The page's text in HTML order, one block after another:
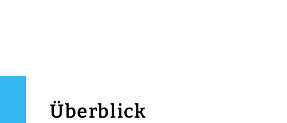
Überblick